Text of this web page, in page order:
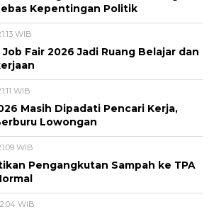
Kepentingan Politik
WIB
Fair 2026 Jadi Ruang Belajar dan
WIB
Masih Dipadati Pencari Kerja,
Lowongan
WIB
Pengangkutan Sampah ke TPA
WIB